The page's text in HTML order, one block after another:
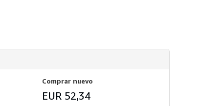
a
Comprar nuevo
EUR 52,34